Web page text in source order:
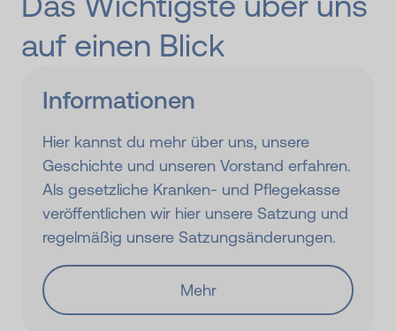
auf einen Blick
Informationen
Hier kannst du mehr über uns, unsere
Geschichte und unseren Vorstand erfahren.
Als gesetzliche Kranken- und Pflegekasse
veröffentlichen wir hier unsere Satzung und
regelmäßig unsere Satzungsänderungen.
Mehr